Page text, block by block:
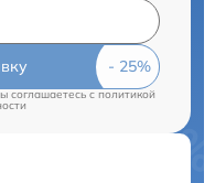
соглашаетесь c политикой